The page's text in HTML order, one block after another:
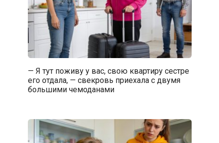
— Я тут поживу у вас, свою квартиру сестре
его отдала, — свекровь приехала с двумя
большими чемоданами